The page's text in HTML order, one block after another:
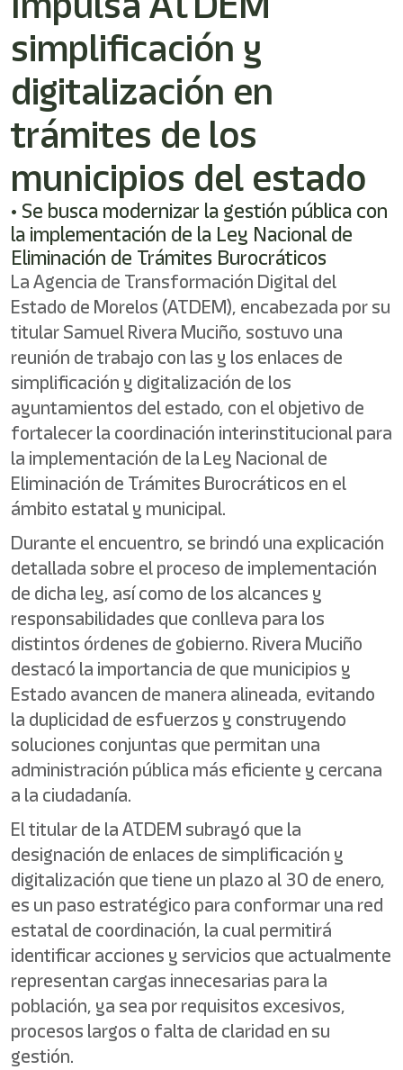
activates
screen
help
you
navigate
interact
the
content.
simplificación y
digitalización en
trámites de los
municipios del estado
• Se busca modernizar la gestión pública con
la implementación de la Ley Nacional de
Eliminación de Trámites Burocráticos
La Agencia de Transformación Digital del
Estado de Morelos (ATDEM), encabezada por su
titular Samuel Rivera Muciño, sostuvo una
reunión de trabajo con las y los enlaces de
simplificación y digitalización de los
ayuntamientos del estado, con el objetivo de
fortalecer la coordinación interinstitucional para
la implementación de la Ley Nacional de
Eliminación de Trámites Burocráticos en el
ámbito estatal y municipal.
Durante el encuentro, se brindó una explicación
detallada sobre el proceso de implementación
de dicha ley, así como de los alcances y
responsabilidades que conlleva para los
distintos órdenes de gobierno. Rivera Muciño
destacó la importancia de que municipios y
Estado avancen de manera alineada, evitando
la duplicidad de esfuerzos y construyendo
soluciones conjuntas que permitan una
administración pública más eficiente y cercana
a la ciudadanía.
El titular de la ATDEM subrayó que la
designación de enlaces de simplificación y
digitalización que tiene un plazo al 30 de enero,
es un paso estratégico para conformar una red
estatal de coordinación, la cual permitirá
identificar acciones y servicios que actualmente
representan cargas innecesarias para la
población, ya sea por requisitos excesivos,
procesos largos o falta de claridad en su
gestión.